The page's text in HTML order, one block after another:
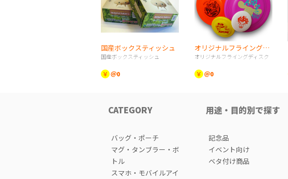
国産ボックスティッシュ
国産ボックスティッシュ
￥ ＠0
オリジナルフライングディスク
オリジナルフライングディスク
￥ ＠0
CATEGORY
バッグ・ポーチ
マグ・タンブラー・ボ
トル
スマホ・モバイルアイ
用途・目的別で探す
記念品
イベント向け
ベタ付け商品